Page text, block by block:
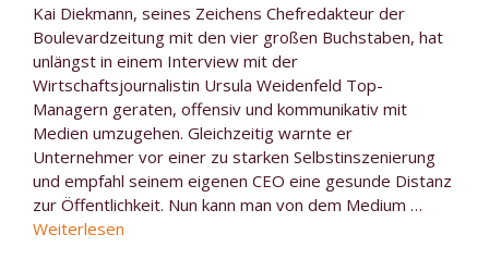
Kai Diekmann, seines Zeichens Chefredakteur der
Boulevardzeitung mit den vier großen Buchstaben, hat
unlängst in einem Interview mit der
Wirtschaftsjournalistin Ursula Weidenfeld Top-
Managern geraten, offensiv und kommunikativ mit
Medien umzugehen. Gleichzeitig warnte er
Unternehmer vor einer zu starken Selbstinszenierung
und empfahl seinem eigenen CEO eine gesunde Distanz
zur Öffentlichkeit. Nun kann man von dem Medium …
Weiterlesen